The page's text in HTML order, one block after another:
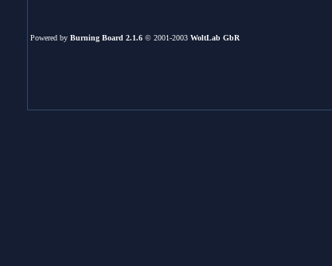
Powered by Burning Board 2.1.6 © 2001-2003 WoltLab GbR